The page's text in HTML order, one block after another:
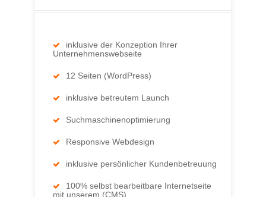
inklusive der Konzeption Ihrer
Unternehmenswebseite
12 Seiten (WordPress)
inklusive betreutem Launch
Suchmaschinenoptimierung
Responsive Webdesign
inklusive persönlicher Kundenbetreuung
100% selbst bearbeitbare Internetseite
mit unserem (CMS)